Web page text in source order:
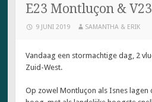
E23 Montluçon &
9 JUNI 2019 SAMANTHA & ERIK
Vandaag een stormachtige dag, 2
Zuid-West.
Op zowel Montluçon als Isnes lagen